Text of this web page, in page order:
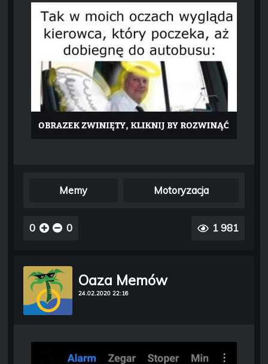
Memy Motoryzacja
0 0 1 981
Oaza Memów
24.02.2020 22:16